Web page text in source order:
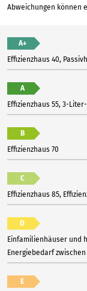
Abweichungen können
A+
Effizienzhaus 40,
A
Effizienzhaus 55, 3-
B
Effizienzhaus 70
C
Effizienzhaus 85,
D
Einfamilienhäuser und
Energiebedarf
E